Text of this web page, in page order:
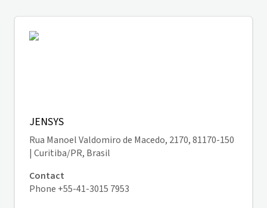
JENSYS
Rua Manoel Valdomiro de Macedo, 2170, 81170-150
| Curitiba/PR, Brasil
Contact
Phone +55-41-3015 7953